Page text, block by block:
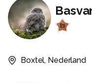
Boxtel, Nederland